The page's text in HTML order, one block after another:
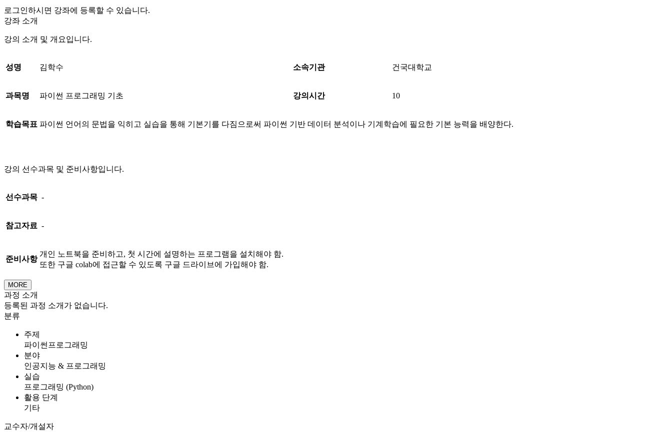
로그인하시면 강좌에 등록할 수 있습니다.
강좌 소개
강의 소개 및 개요입니다.
성명 김학수 소속기관 건국대학교
과목명 파이썬 프로그래밍 기초 강의시간 10
학습목표 파이썬 언어의 문법을 익히고 실습을 통해 기본기를 다짐으로써 파이썬 기반 데이터 분석이나 기계학습에 필요한 기본 능력을 배양한다.
강의 선수과목 및 준비사항입니다.
선수과목 -
참고자료 -
준비사항
개인 노트북을 준비하고, 첫 시간에 설명하는 프로그램을 설치해야 함.
또한 구글 colab에 접근할 수 있도록 구글 드라이브에 가입해야 함.
MORE
과정 소개
등록된 과정 소개가 없습니다.
분류
주제
파이썬프로그래밍
분야
인공지능 & 프로그래밍
실습
프로그래밍 (Python)
활용 단계
기타
교수자/개설자